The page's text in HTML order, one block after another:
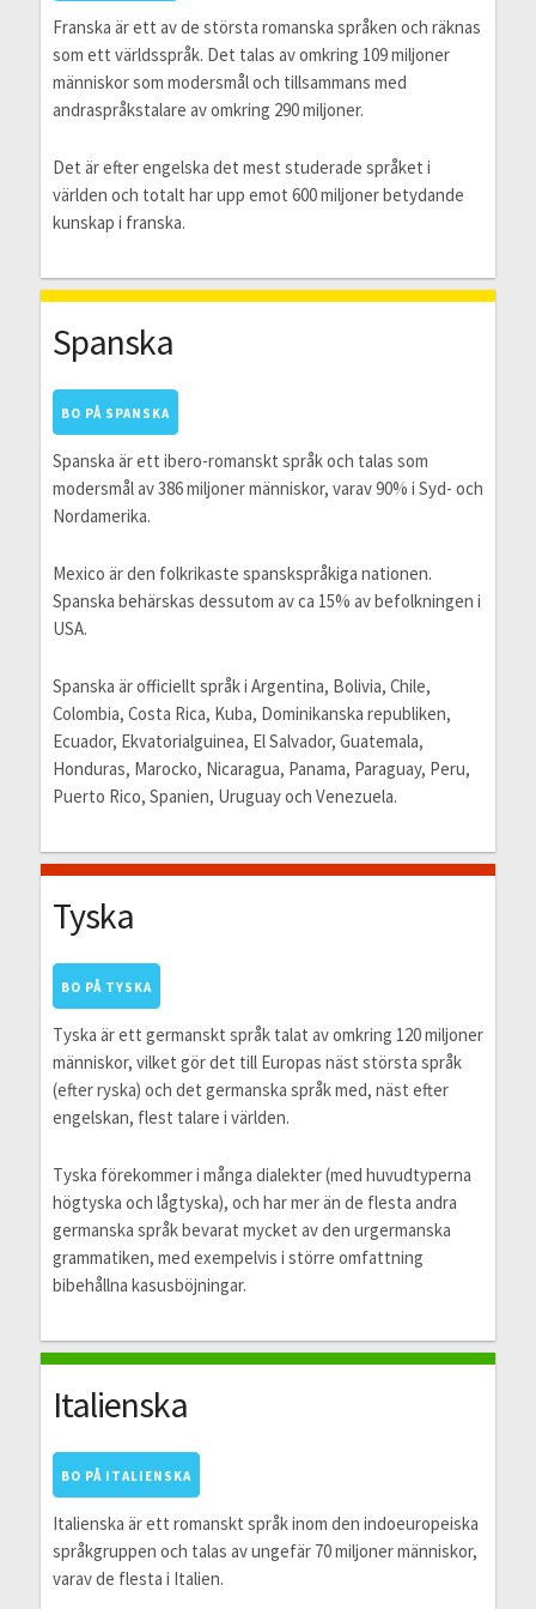
Franska är ett av de största romanska språken och räknas
som ett världsspråk. Det talas av omkring 109 miljoner
människor som modersmål och tillsammans med
andraspråkstalare av omkring 290 miljoner.
Det är efter engelska det mest studerade språket i
världen och totalt har upp emot 600 miljoner betydande
kunskap i franska.
Spanska
BO PÅ SPANSKA
Spanska är ett ibero-romanskt språk och talas som
modersmål av 386 miljoner människor, varav 90% i Syd- och
Nordamerika.
Mexico är den folkrikaste spanskspråkiga nationen.
Spanska behärskas dessutom av ca 15% av befolkningen i
USA.
Spanska är officiellt språk i Argentina, Bolivia, Chile,
Colombia, Costa Rica, Kuba, Dominikanska republiken,
Ecuador, Ekvatorialguinea, El Salvador, Guatemala,
Honduras, Marocko, Nicaragua, Panama, Paraguay, Peru,
Puerto Rico, Spanien, Uruguay och Venezuela.
Tyska
BO PÅ TYSKA
Tyska är ett germanskt språk talat av omkring 120 miljoner
människor, vilket gör det till Europas näst största språk
(efter ryska) och det germanska språk med, näst efter
engelskan, flest talare i världen.
Tyska förekommer i många dialekter (med huvudtyperna
högtyska och lågtyska), och har mer än de flesta andra
germanska språk bevarat mycket av den urgermanska
grammatiken, med exempelvis i större omfattning
bibehållna kasusböjningar.
Italienska
BO PÅ ITALIENSKA
Italienska är ett romanskt språk inom den indoeuropeiska
språkgruppen och talas av ungefär 70 miljoner människor,
varav de flesta i Italien.